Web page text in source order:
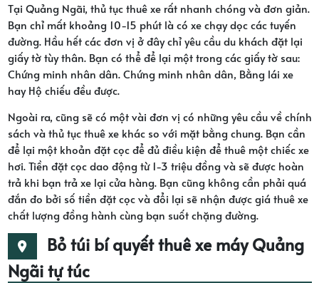
Tại Quảng Ngãi, thủ tục thuê xe rất nhanh chóng và đơn giản.
Bạn chỉ mất khoảng 10-15 phút là có xe chạy dọc các tuyến
đường. Hầu hết các đơn vị ở đây chỉ yêu cầu du khách đặt lại
giấy tờ tùy thân. Bạn có thể để lại một trong các giấy tờ sau:
Chứng minh nhân dân. Chứng minh nhân dân, Bằng lái xe
hay Hộ chiếu đều được.
Ngoài ra, cũng sẽ có một vài đơn vị có những yêu cầu về chính
sách và thủ tục thuê xe khác so với mặt bằng chung. Bạn cần
để lại một khoản đặt cọc để đủ điều kiện để thuê một chiếc xe
hơi. Tiền đặt cọc dao động từ 1-3 triệu đồng và sẽ được hoàn
trả khi bạn trả xe lại cửa hàng. Bạn cũng không cần phải quá
đắn đo bởi số tiền đặt cọc và đổi lại sẽ nhận được giá thuê xe
chất lượng đồng hành cùng bạn suốt chặng đường.
Bỏ túi bí quyết thuê xe máy Quảng
Ngãi tự túc